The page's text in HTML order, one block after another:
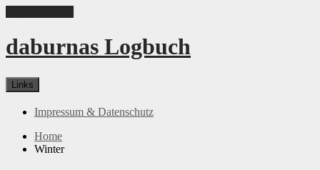
daburnas Logbuch
Links
Impressum & Datenschutz
Home
Winter